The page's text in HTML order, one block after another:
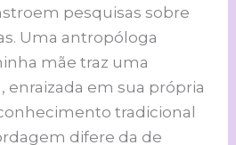
pesquisas sobre
Uma antropóloga
mãe traz uma
enraizada em sua própria
tradicional
difere da de